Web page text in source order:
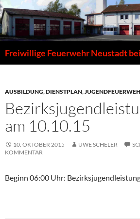
Zum
Inhalt
springen
Freiwillige Feuerwehr Neustadt
AUSBILDUNG,DIENSTPLAN,
am 10.10.15
10. OKTOBER 2015 UWE SCHELER
KOMMENTAR
Beginn 06:00 Uhr: